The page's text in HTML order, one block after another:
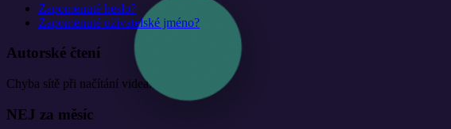
Zapomenuté heslo?
Zapomenuté uživatelské jméno?
Autorské čtení
Chyba sítě při načítání videa.
NEJ za měsíc